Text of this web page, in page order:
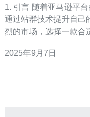
1. 引言 随着亚马逊平台的快速发展，越来越多的卖家希望
通过站群技术提升自己
烈的市场，选择一款合
的竞争中脱颖而出。 2. 日本站群服务器的优势 日本站群服
2025年9月7日